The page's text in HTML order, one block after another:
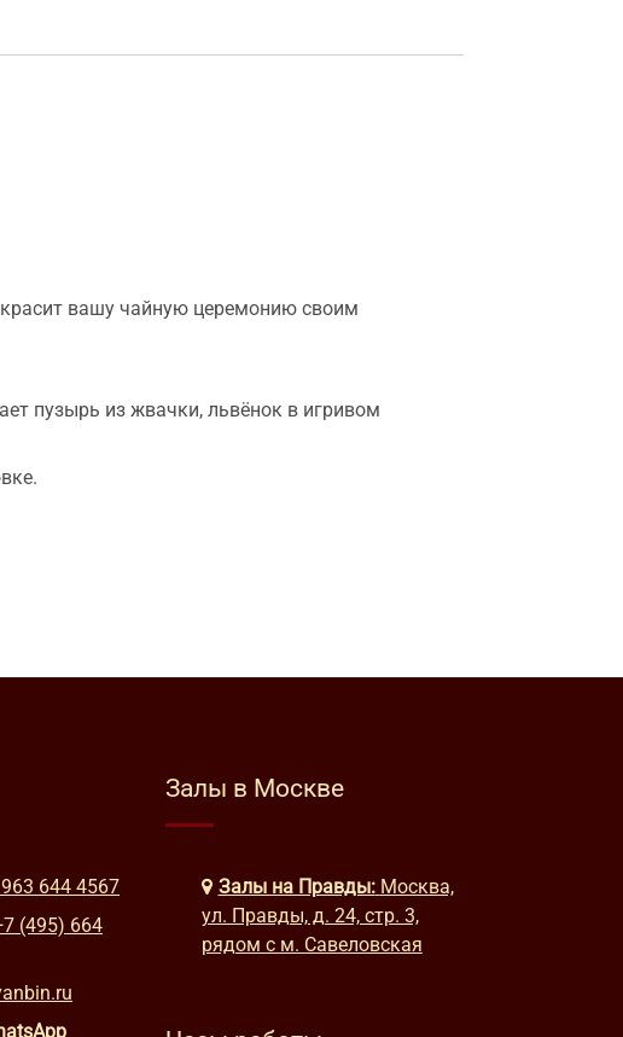
вашу чайную церемонию своим
пузырь из жвачки, львёнок в игривом
644 4567
(495) 664
Залы в Москве
Залы на Правды: Москва,
ул. Правды, д. 24, стр. 3,
рядом с м. Савеловская